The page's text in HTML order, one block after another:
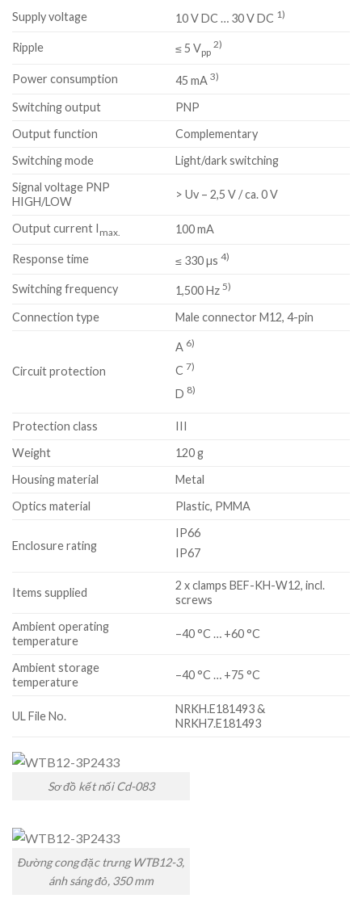
Supply voltage 10 V DC … 30 V DC 1)
Ripple ≤ 5 Vpp
2)
Power consumption 45 mA3)
Switching output
PNP
Output function
Complementary
Switching mode
Light/dark switching
Signal voltage PNP
HIGH/LOW
> Uv – 2,5 V / ca. 0 V
Output current I max. 100 mA
Response time ≤ 330 µs4)
Switching frequency 1,500 Hz5)
Connection type Male connector M12, 4-pin
Circuit protection
A 6)
C 7)
D 8)
Protection class
III
Weight
120 g
Housing material
Metal
Optics material
Plastic, PMMA
Enclosure rating
IP66
IP67
Items supplied
2 x clamps BEF-KH-W12, incl.
screws
Ambient operating
temperature
–40 °C … +60 °C
Ambient storage
temperature
–40 °C … +75 °C
UL File No.
NRKH.E181493 &
NRKH7.E181493
Sơ đồ kết nối Cd-083
Đường cong đặc trưng WTB12-3,
ánh sáng đỏ, 350 mm